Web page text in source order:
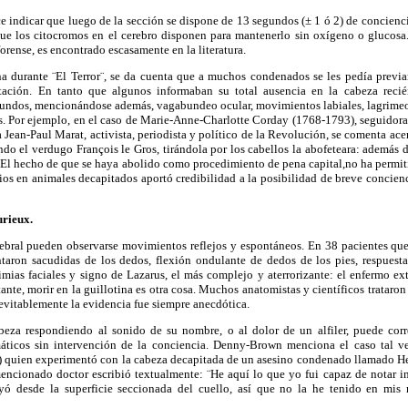
indicar que luego de la sección se dispone de 13 segundos (± 1 ó 2) de
loscitocromos en el cerebro disponen para mantenerlo sin oxígeno o
es encontrado escasamente en la literatura.
durante¨El Terror¨, se da cuenta que a muchos condenados se les pedía
En tanto que algunos informaban su total ausencia en la cabeza
mencionándose además, vagabundeo ocular, movimientos labiales,
Por ejemplo, en el caso de Marie-Anne-CharlotteCorday (1768-1793),
Jean-Paul Marat, activista, periodista y político de la Revolución, se comenta
el verdugo Françoisle Gros, tirándola por los cabellos la abofeteara: además
hecho de que se haya abolido como procedimiento de pena capital ,no ha
en animales decapitados aportó credibilidad a la posibilidad de breve
.
pueden observarse movimientos reflejos y espontáneos. En 38 pacientes
sacudidas de los dedos, flexión ondulante de dedos de los pies,
faciales y signo de Lazarus, el más complejo y aterrorizante: el enfermo
morir en la guillotina es otra cosa. Muchos anatomistas y científicos
la evidencia fue siempre anecdótica.
respondiendo al sonido de su nombre, o al dolor de un alfiler, puede
sin intervención de la conciencia. Denny-Brown menciona el caso tal
experimentó con la cabeza decapitada de un asesino condenado llamado
doctor escribió textualmente: ¨Heaquí lo que yo fui capaz de notar
desde la superficie seccionada del cuello, así que no la he tenido en mis